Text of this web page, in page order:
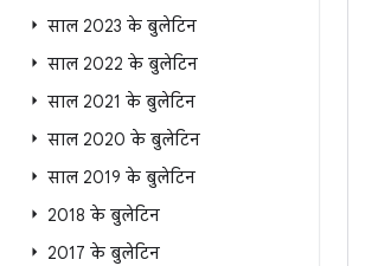
साल 2023 के बुलेटिन
साल 2022 के बुलेटिन
साल 2021 के बुलेटिन
साल 2020 के बुलेटिन
साल 2019 के बुलेटिन
2018 के बुलेटिन
2017 के बुलेटिन